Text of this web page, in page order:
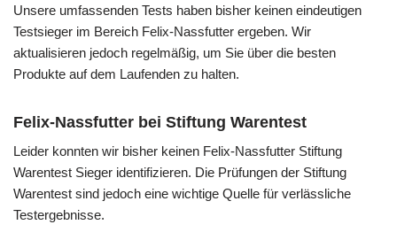
Unsere umfassenden Tests haben bisher keinen eindeutigen
Testsieger im Bereich Felix-Nassfutter ergeben. Wir
aktualisieren jedoch regelmäßig, um Sie über die besten
Produkte auf dem Laufenden zu halten.
Felix-Nassfutter bei Stiftung Warentest
Leider konnten wir bisher keinen Felix-Nassfutter Stiftung
Warentest Sieger identifizieren. Die Prüfungen der Stiftung
Warentest sind jedoch eine wichtige Quelle für verlässliche
Testergebnisse.